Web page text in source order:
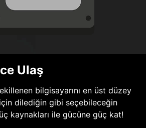
Ulaş
bilgisayarını en üst düzey
dilediğin gibi seçebileceğin
kaynakları ile gücüne güç kat!